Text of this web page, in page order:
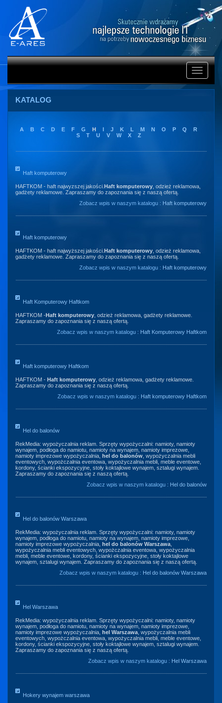
Rozwiń
KATALOG
A B C D E F G H I J K L M N O P Q
R
S
T U V W X Z
Haft komputerowy
HAFTKOM - haft najwyzszej jakości. Haft komputerowy , odzież reklamowa,
gadżety reklamowe. Zapraszamy do zapoznania się z naszą ofertą.
Zobacz wpis w naszym katalogu : Haft komputerowy
Haft komputerowy
HAFTKOM - haft najwyższej jakości. Haft komputerowy , odzież reklamowa,
gadżety reklamowe. Zapraszamy do zapoznania się z naszą ofertą.
Zobacz wpis w naszym katalogu : Haft komputerowy
Haft Komputerowy Haftkom
HAFTKOM -Haft komputerowy , odzież reklamowa, gadżety reklamowe.
Zapraszamy do zapoznania się z naszą ofertą.
Zobacz wpis w naszym katalogu : Haft Komputerowy Haftkom
Haft komputerowy Haftkom
HAFTKOM - Haft komputerowy , odzież reklamowa, gadżety reklamowe.
Zapraszamy do zapoznania się z naszą ofertą.
Zobacz wpis w naszym katalogu : Haft komputerowy Haftkom
Hel do balonów
RekMedia: wypożyczalnia reklam. Sprzęty wypożyczalni: namioty, namioty
wynajem, podłoga do namiotu, namioty na wynajem, namioty imprezowe,
namioty imprezowe wypożyczalnia, hel do balonów , wypożyczalnia mebli
eventowych, wypożczalnia eventowa, wypożyczalnia mebli, meble eventowe,
kordony, ścianki ekspozycyjne, stoły koktajlowe wynajem, sztalugi wynajem.
Zapraszamy do zapoznania się z naszą ofertą.
Zobacz wpis w naszym katalogu : Hel do balonów
Hel do balonów Warszawa
RekMedia: wypożyczalnia reklam. Sprzęty wypożyczalni: namioty, namioty
wynajem, podłoga do namiotu, namioty na wynajem, namioty imprezowe,
namioty imprezowe wypożyczalnia, hel do balonów Warszawa
wypożyczalnia mebli eventowych, wypożczalnia eventowa, wypożyczalnia
mebli, meble eventowe, kordony, ścianki ekspozycyjne, stoły koktajlowe
wynajem, sztalugi wynajem. Zapraszamy do zapoznania się z naszą ofertą.
Zobacz wpis w naszym katalogu : Hel do balonów Warszawa
Hel Warszawa
RekMedia: wypożyczalnia reklam. Sprzęty wypożyczalni: namioty, namioty
wynajem, podłoga do namiotu, namioty na wynajem, namioty imprezowe,
namioty imprezowe wypożyczalnia, hel Warszawa , wypożyczalnia mebli
eventowych, wypożczalnia eventowa, wypożyczalnia mebli, meble eventowe,
kordony, ścianki ekspozycyjne, stoły koktajlowe wynajem, sztalugi wynajem.
Zapraszamy do zapoznania się z naszą ofertą.
Zobacz wpis w naszym katalogu : Hel Warszawa
Hokery wynajem warszawa